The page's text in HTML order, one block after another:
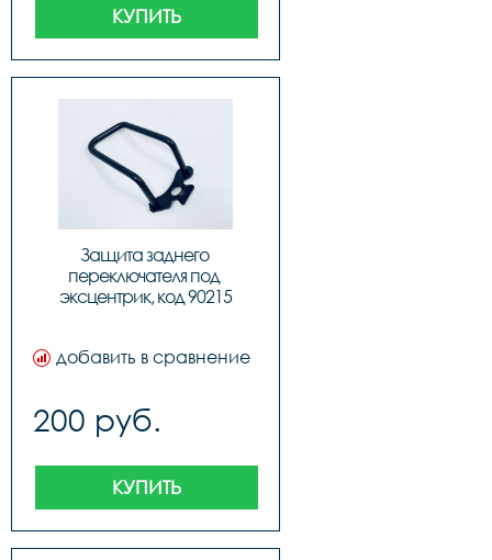
КУПИТЬ
Защита заднего
переключателя под
эксцентрик, код 90215
добавить в сравнение
200 руб.
КУПИТЬ